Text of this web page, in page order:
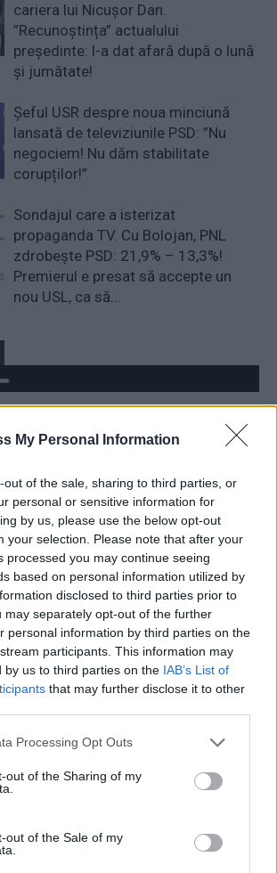
My Personal Information
out of the sale, sharing to third parties, or
personal or sensitive information for
by us, please use the below opt-out
your selection. Please note that after your
processed you may continue seeing
based on personal information utilized by
disclosed to third parties prior to
may separately opt-out of the further
personal information by third parties on the
participants. This information may
by us to third parties on the IAB’s List of
that may further disclose it to other
Processing Opt Outs
out of the Sharing of my
out of the Sale of my
cariera lui Nicușor Dan.
”Recunoștința” actualului
președinte: l-a dat afară după o lună
și jumătate!
Șeful USR despre noua minciună
lansată de televiziunile PSD: ”Nu
negociem! Nu dăm stabilitate
corupților!”
Sondajul care a isterizat
propaganda TV. Cu Bolojan, PNL
zdrobește PSD: 21,9% – 13,3%!
Premierul e presat să accepte un
nou USL, ca să...
11 februarie 2019 La 23.12
reamintim de cativa dintre cei propusi de
fotoliu de ministru: Liviu Pop, Rovana
Dragnea!! Aud Ponta? Din pacate,
asta uita repede si crezand ca scapa de
vor vota partidul lui Ponta…..aceeasi Marie